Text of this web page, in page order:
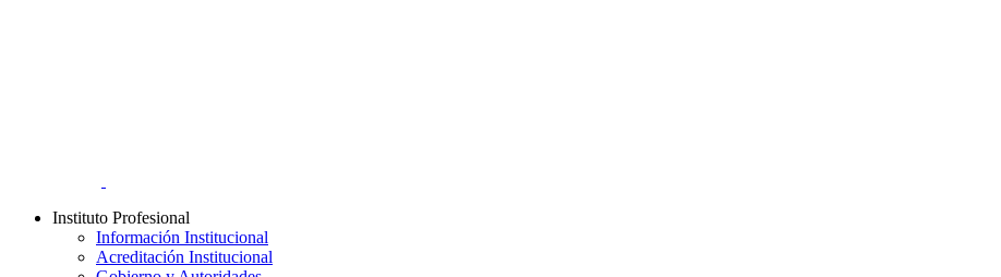
Instituto Profesional
Información Institucional
Acreditación Institucional